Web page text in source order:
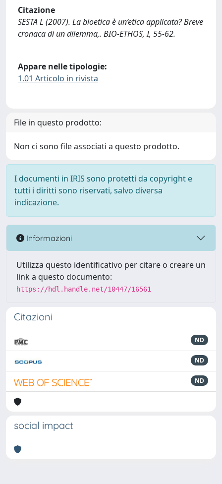
Citazione
SESTA L (2007). La bioetica è un’etica applicata? Breve
cronaca di un dilemma,. BIO-ETHOS, I, 55-62.
Appare nelle tipologie:
1.01 Articolo in rivista
File in questo prodotto:
Non ci sono file associati a questo prodotto.
I documenti in IRIS sono protetti da copyright e
tutti i diritti sono riservati, salvo diversa
indicazione.
Informazioni
Utilizza questo identificativo per citare o creare un
link a questo documento:
https://hdl.handle.net/10447/16561
Citazioni
ND
ND
ND
social impact